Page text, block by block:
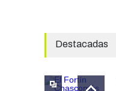
Destacadas